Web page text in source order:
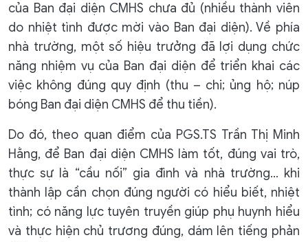
của Ban đại diện CMHS chưa đủ (nhiều thành viên
do nhiệt tình được mời vào Ban đại diện). Về phía
nhà trường, một số hiệu trưởng đã lợi dụng chức
năng nhiệm vụ của Ban đại diện để triển khai các
việc không đúng quy định (thu – chi; ủng hộ; núp
bóng Ban đại diện CMHS để thu tiền).
Do đó, theo quan điểm của PGS.TS Trần Thị Minh
Hằng, để Ban đại diện CMHS làm tốt, đúng vai trò,
thực sự là “cầu nối” gia đình và nhà trường… khi
thành lập cần chọn đúng người có hiểu biết, nhiệt
tình; có năng lực tuyên truyền giúp phụ huynh hiểu
và thực hiện chủ trương đúng, dám lên tiếng phản